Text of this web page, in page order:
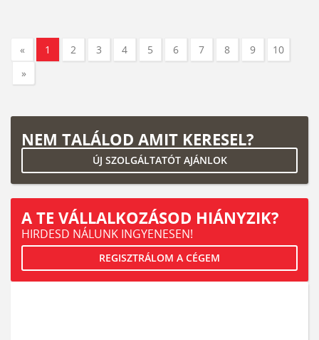
« 1 2 3 4 5 6 7 8 9
10
»
NEM TALÁLOD AMIT KERESEL?
ÚJ SZOLGÁLTATÓT AJÁNLOK
A TE VÁLLALKOZÁSOD HIÁNYZIK?
HIRDESD NÁLUNK INGYENESEN!
REGISZTRÁLOM A CÉGEM